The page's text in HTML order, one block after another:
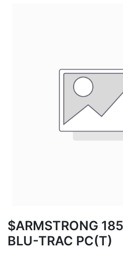
$ARMSTRONG
BLU-TRAC PC(T)